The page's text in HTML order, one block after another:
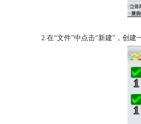
2.在“文件”中点击“新建”，创